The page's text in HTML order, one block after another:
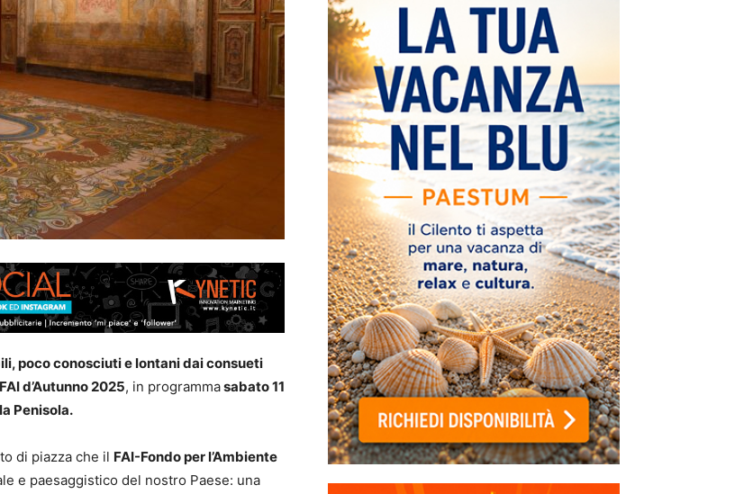
poco conosciuti e lontani dai consueti
d’Autunno 2025, in programmasabato 11
Penisola.
di piazza che il FAI-Fondo per l’Ambiente
e paesaggistico del nostro Paese: una